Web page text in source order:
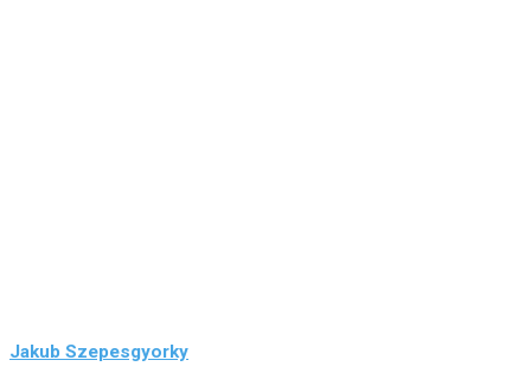
Jakub Szepesgyorky